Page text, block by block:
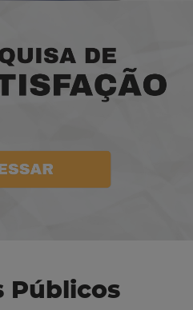
Públicos